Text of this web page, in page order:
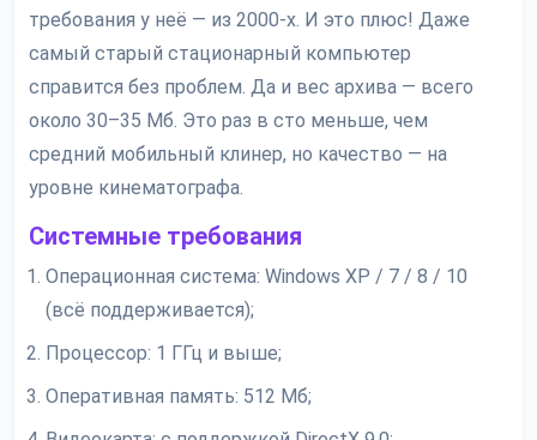
требования у неё — из 2000-х. И это плюс! Даже
самый старый стационарный компьютер
справится без проблем. Да и вес архива — всего
около 30–35 Мб. Это раз в сто меньше, чем
средний мобильный клинер, но качество — на
уровне кинематографа.
Системные требования
Операционная система: Windows XP / 7 / 8 / 10
(всё поддерживается);
Процессор: 1 ГГц и выше;
Оперативная память: 512 Мб;